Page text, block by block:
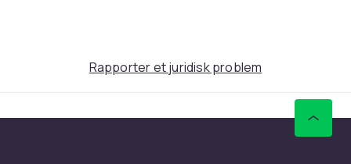
Rapporter et juridisk problem